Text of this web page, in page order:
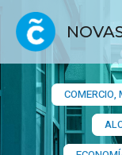
COMERCIO,